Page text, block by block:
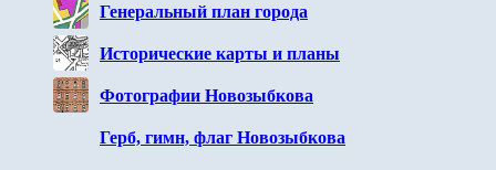
Генеральный план города
Исторические карты и планы
Фотографии Новозыбкова
Герб, гимн, флаг Новозыбкова